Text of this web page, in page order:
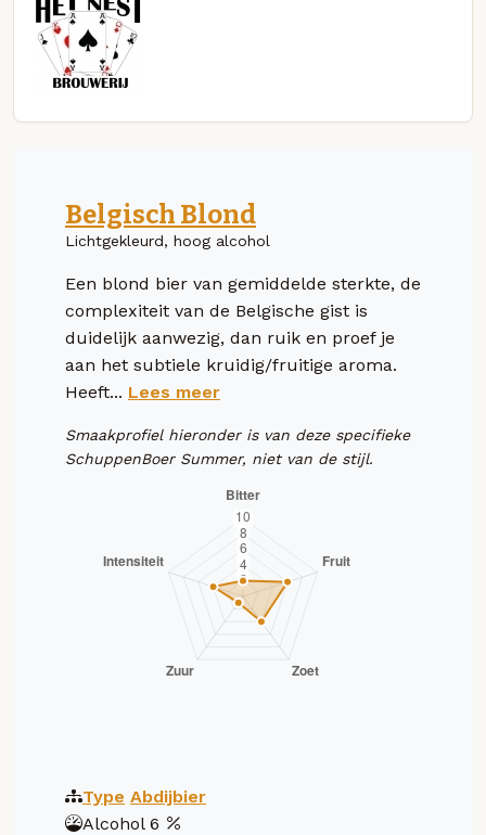
Belgisch Blond
Lichtgekleurd, hoog alcohol
Een blond bier van gemiddelde sterkte, de
complexiteit van de Belgische gist is
duidelijk aanwezig, dan ruik en proef je
aan het subtiele kruidig/fruitige aroma.
Heeft... Lees meer
Smaakprofiel hieronder is van deze specifieke
SchuppenBoer Summer, niet van de stijl.
Type Abdijbier
Alcohol 6